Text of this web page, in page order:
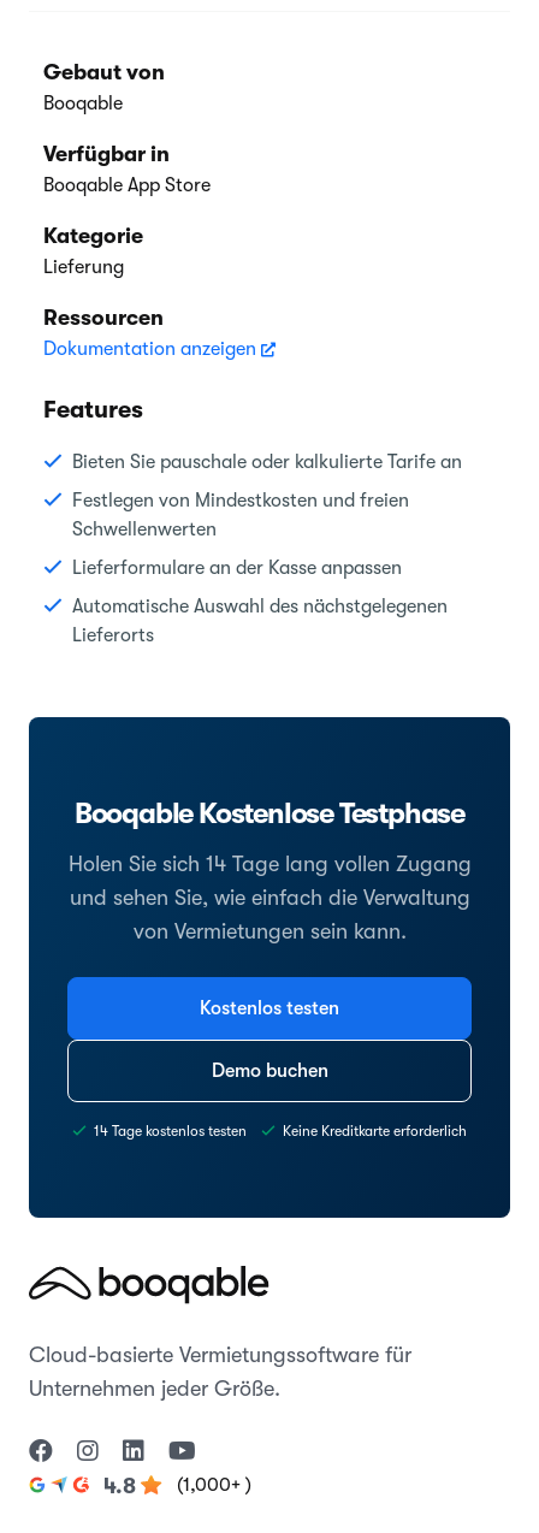
Gebaut von
Booqable
Verfügbar in
Booqable App Store
Kategorie
Lieferung
Ressourcen
Dokumentation anzeigen
Features
Bieten Sie pauschale oder kalkulierte Tarife an
Festlegen von Mindestkosten und freien
Schwellenwerten
Lieferformulare an der Kasse anpassen
Automatische Auswahl des nächstgelegenen
Lieferorts
Booqable Kostenlose Testphase
Holen Sie sich 14 Tage lang vollen Zugang
und sehen Sie, wie einfach die Verwaltung
von Vermietungen sein kann.
Kostenlos testen
Demo buchen
14 Tage kostenlos testen Keine Kreditkarte erforderlich
Cloud-basierte Vermietungssoftware für
Unternehmen jeder Größe.
4.8 (1,000+ )